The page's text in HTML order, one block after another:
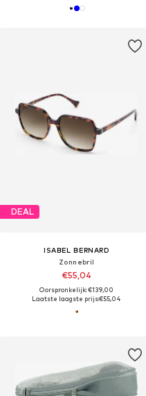
DEAL
ISABEL BERNARD
Zonnebril
€55,04
Oorspronkelijk: €139,00
Laatste laagste prijs:€55,04